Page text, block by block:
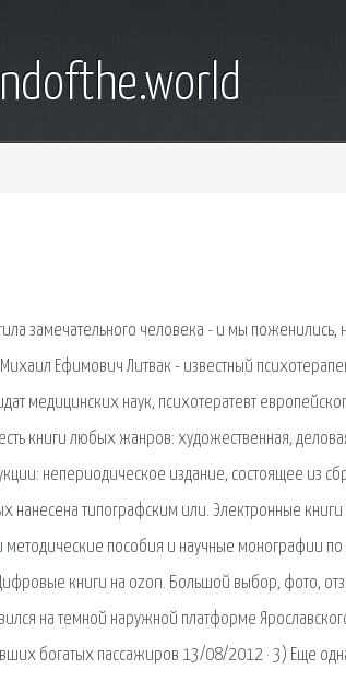
замечательного человека - и мы поженились,
Ефимович Литвак - известный
медицинских наук, психотератевт
книги любых жанров: художественная,
непериодическое издание, состоящее из
нанесена типографским или. Электронные
пособия и научные монографии
книги на ozon. Большой выбор, фото,
на темной наружной платформе
богатых пассажиров 13/08/2012 · 3) Еще